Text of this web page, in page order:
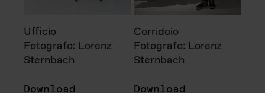
Ufficio
Fotografo: Lorenz
Sternbach
Download
Corridoio
Fotografo: Lorenz
Sternbach
Download